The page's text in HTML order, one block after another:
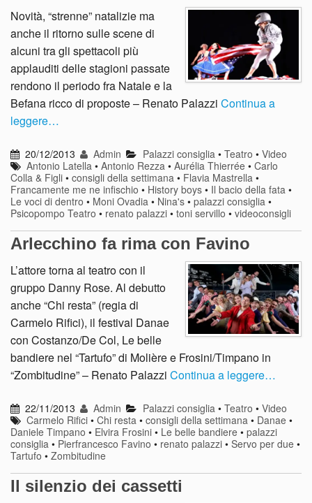
Novità, “strenne” natalizie ma
anche il ritorno sulle scene di
alcuni tra gli spettacoli più
applauditi delle stagioni passate
rendono il periodo fra Natale e la
Befana ricco di proposte – Renato Palazzi Continua a
leggere…
20/12/2013 Admin Palazzi consiglia• Teatro • Video
Antonio Latella •Antonio Rezza •Aurélia Thierrée •Carlo
Colla & Figli • consigli della settimana • Flavia Mastrella •
Francamente me ne infischio • History boys • Il bacio della fata •
Le voci di dentro • Moni Ovadia • Nina's • palazzi consiglia •
Psicopompo Teatro • renato palazzi • toni servillo • videoconsigli
Arlecchino fa rima con Favino
L’attore torna al teatro con il
gruppo Danny Rose. Al debutto
anche “Chi resta” (regia di
Carmelo Rifici), il festival Danae
con Costanzo/De Col, Le belle
bandiere nel “Tartufo” di Molière e Frosini/Timpano in
“Zombitudine” – Renato Palazzi Continua a leggere…
22/11/2013 Admin Palazzi consiglia• Teatro • Video
Carmelo Rifici •Chi resta •consigli della settimana • Danae •
Daniele Timpano • Elvira Frosini • Le belle bandiere • palazzi
consiglia • Pierfrancesco Favino • renato palazzi • Servo per due •
Tartufo • Zombitudine
Il silenzio dei cassetti